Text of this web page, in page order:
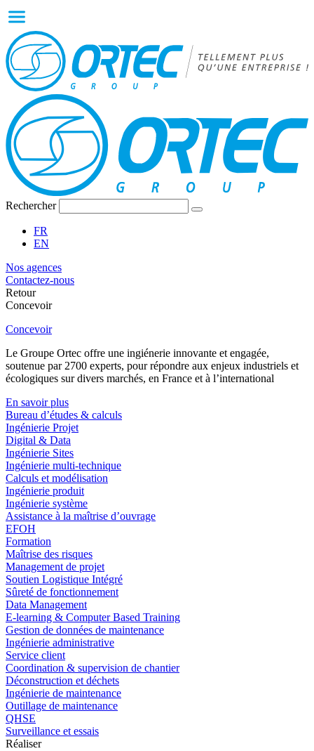
Rechercher
FR
EN
Nos agences
Contactez-nous
Retour
Concevoir
Concevoir
Le Groupe Ortec offre une ingiénerie innovante et engagée,
soutenue par 2700 experts, pour répondre aux enjeux industriels et
écologiques sur divers marchés, en France et à l’international
En savoir plus
Bureau d’études & calculs
Ingénierie Projet
Digital & Data
Ingénierie Sites
Ingénierie multi-technique
Calculs et modélisation
Ingénierie produit
Ingénierie système
Assistance à la maîtrise d’ouvrage
EFOH
Formation
Maîtrise des risques
Management de projet
Soutien Logistique Intégré
Sûreté de fonctionnement
Data Management
E-learning & Computer Based Training
Gestion de données de maintenance
Ingénierie administrative
Service client
Coordination & supervision de chantier
Déconstruction et déchets
Ingénierie de maintenance
Outillage de maintenance
QHSE
Surveillance et essais
Réaliser